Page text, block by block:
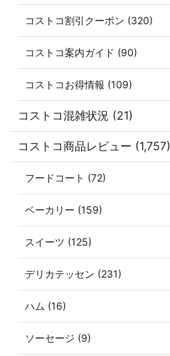
コストコ割引クーポン (320)
コストコ案内ガイド (90)
コストコお得情報 (109)
コストコ混雑状況 (21)
コストコ商品レビュー (1,757)
フードコート (72)
ベーカリー (159)
スイーツ (125)
デリカテッセン (231)
ハム (16)
ソーセージ (9)